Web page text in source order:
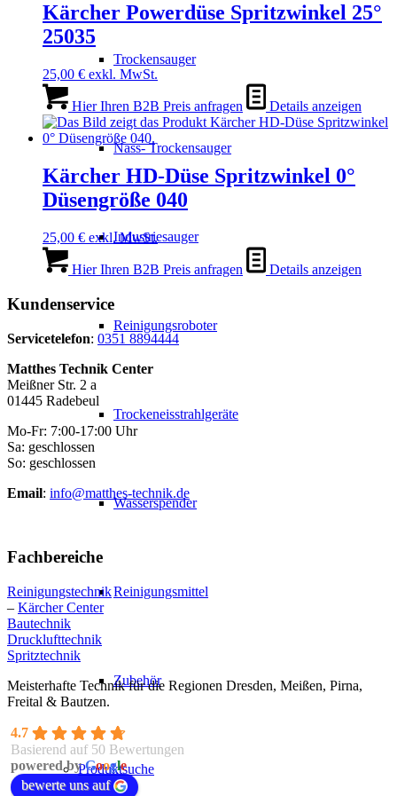
Trockensauger
Nass- Trockensauger
Industriesauger
Reinigungsroboter
Trockeneisstrahlgeräte
Wasserspender
Reinigungsmittel
Zubehör
Produktsuche
Kärcher Powerdüse Spritzwinkel 25°
25035
25,00 € exkl. MwSt.
Hier Ihren B2B Preis anfragen Details anzeigen
Kärcher HD-Düse Spritzwinkel 0°
Düsengröße 040
25,00 € exkl. MwSt.
Hier Ihren B2B Preis anfragen Details anzeigen
Kundenservice
Servicetelefon: 0351 8894444
Matthes Technik Center
Meißner Str. 2 a
01445 Radebeul
Mo-Fr: 7:00-17:00 Uhr
Sa: geschlossen
So: geschlossen
Email: info@matthes-technik.de
Fachbereiche
Reinigungstechnik
– Kärcher Center
Bautechnik
Drucklufttechnik
Spritztechnik
Meisterhafte Technik für die Regionen Dresden, Meißen, Pirna,
Freital & Bautzen.
4.7
Basierend auf 50 Bewertungen
powered byGoogle
bewerte uns auf